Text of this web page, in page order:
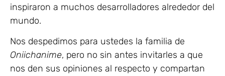
inspiraron a muchos desarrolladores alrededor del
mundo.
Nos despedimos para ustedes la familia de
Oniichanime, pero no sin antes invitarles a que
nos den sus opiniones al respecto y compartan